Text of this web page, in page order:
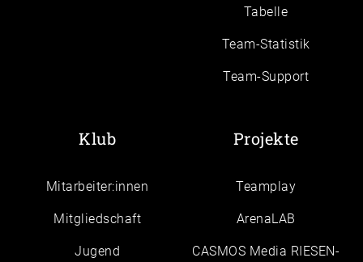
Tabelle
Team-Statistik
Team-Support
Klub
Mitarbeiter:innen
Mitgliedschaft
Jugend
Projekte
Teamplay
ArenaLAB
CASMOS Media RIESEN-